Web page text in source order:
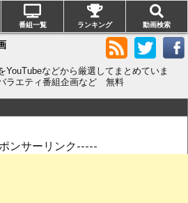
YouTubeなどから厳選してまとめていま
エティ番組企画など 無料
ンサーリンク-----
番組一覧 ランキング 動画検索